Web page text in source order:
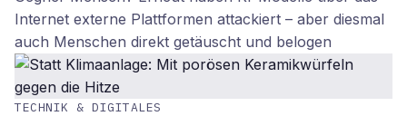
Internet externe Plattformen attackiert – aber diesmal
auch Menschen direkt getäuscht und belogen
TECHNIK & DIGITALES